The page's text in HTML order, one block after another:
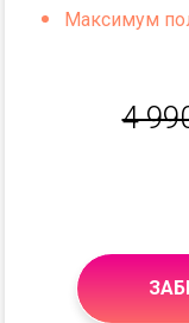
Максимум
4